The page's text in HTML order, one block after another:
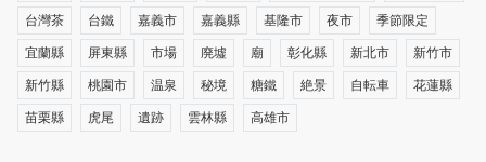
台灣茶 台鐵 嘉義市 嘉義縣 基隆市 夜市 季節限定
宜蘭縣 屏東縣 市場 廃墟 廟 彰化縣 新北市 新竹市
新竹縣 桃園市 温泉 秘境 糖鐵 絶景 自転車 花蓮縣
苗栗縣 虎尾 遺跡 雲林縣 高雄市